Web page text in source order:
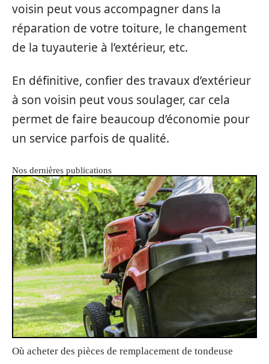
voisin peut vous accompagner dans la
réparation de votre toiture, le changement
de la tuyauterie à l’extérieur, etc.
En définitive, confier des travaux d’extérieur
à son voisin peut vous soulager, car cela
permet de faire beaucoup d’économie pour
un service parfois de qualité.
Nos dernières publications
Où acheter des pièces de remplacement de tondeuse